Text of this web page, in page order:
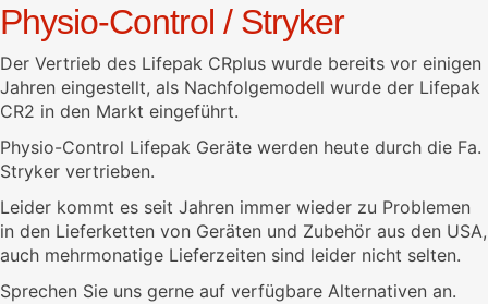
Physio-Control / Stryker
Der Vertrieb des Lifepak CRplus wurde bereits vor einigen
Jahren eingestellt, als Nachfolgemodell wurde der Lifepak
CR2 in den Markt eingeführt.
Physio-Control Lifepak Geräte werden heute durch die Fa.
Stryker vertrieben.
Leider kommt es seit Jahren immer wieder zu Problemen
in den Lieferketten von Geräten und Zubehör aus den USA,
auch mehrmonatige Lieferzeiten sind leider nicht selten.
Sprechen Sie uns gerne auf verfügbare Alternativen an.